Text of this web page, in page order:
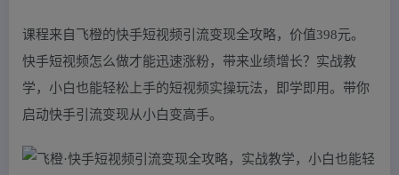
课程来自飞橙的快手短视频引流变现全攻略，价值398元。
快手短视频怎么做才能迅速涨粉，带来业绩增长？实战教
学，小白也能轻松上手的短视频实操玩法，即学即用。带你
启动快手引流变现从小白变高手。